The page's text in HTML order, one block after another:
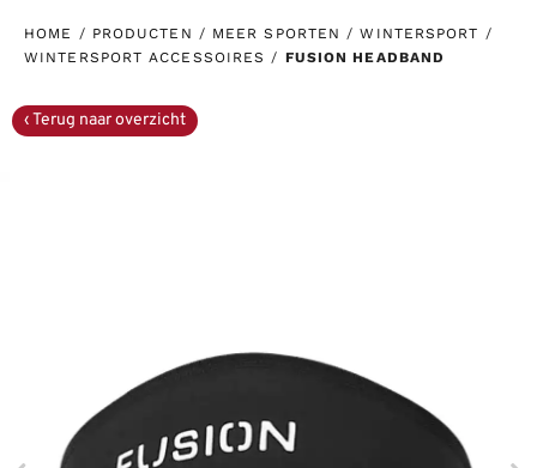
HOME / PRODUCTEN / MEER SPORTEN /WINTERSPORT /
WINTERSPORT ACCESSOIRES / FUSION HEADBAND